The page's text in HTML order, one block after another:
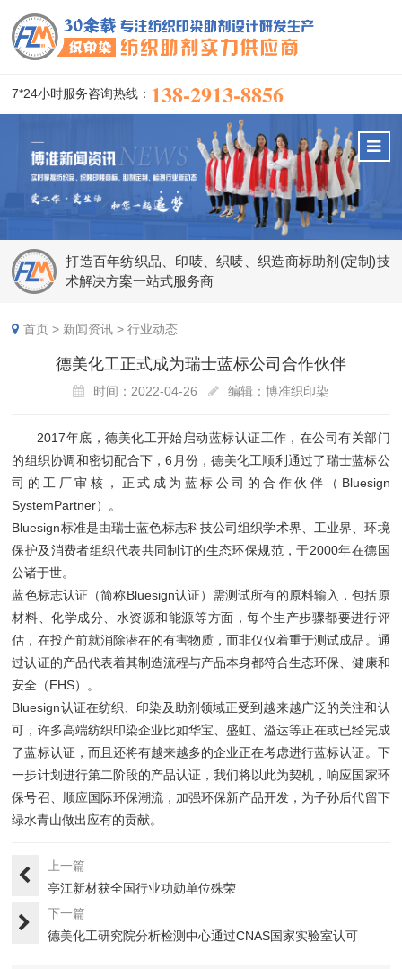
7*24小时服务咨询热线： 138-2913-8856
打造百年纺织品、印唛、织唛、织造商标助剂(定制)技
术解决方案一站式服务商
首页 > 新闻资讯 >行业动态
德美化工正式成为瑞士蓝标公司合作伙伴
时间：2022-04-26 编辑：博准织印染
2017年底，德美化工开始启动蓝标认证工作，在公司有关部门
的组织协调和密切配合下，6月份，德美化工顺利通过了瑞士蓝标公
司的工厂审核，正式成为蓝标公司的合作伙伴（Bluesign
SystemPartner）。
Bluesign标准是由瑞士蓝色标志科技公司组织学术界、工业界、环境
保护及消费者组织代表共同制订的生态环保规范，于2000年在德国
公诸于世。
蓝色标志认证（简称Bluesign认证）需测试所有的原料输入，包括原
材料、化学成分、水资源和能源等方面，每个生产步骤都要进行评
估，在投产前就消除潜在的有害物质，而非仅仅着重于测试成品。通
过认证的产品代表着其制造流程与产品本身都符合生态环保、健康和
安全（EHS）。
Bluesign认证在纺织、印染及助剂领域正受到越来越广泛的关注和认
可，许多高端纺织印染企业比如华宝、盛虹、溢达等正在或已经完成
了蓝标认证，而且还将有越来越多的企业正在考虑进行蓝标认证。下
一步计划进行第二阶段的产品认证，我们将以此为契机，响应国家环
保号召、顺应国际环保潮流，加强环保新产品开发，为子孙后代留下
绿水青山做出应有的贡献。
上一篇
亭江新材获全国行业功勋单位殊荣
下一篇
德美化工研究院分析检测中心通过CNAS国家实验室认可